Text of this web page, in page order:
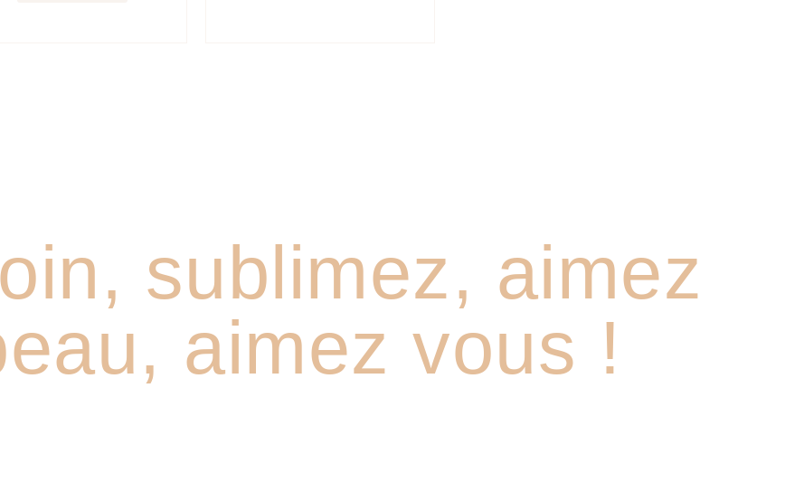
sublimez, aimez
aimez vous !